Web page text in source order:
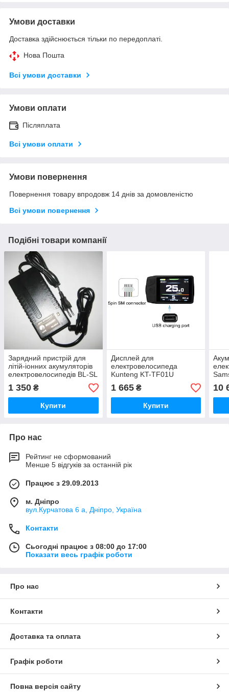
Умови доставки
Доставка здійснюється тільки по передоплаті.
Нова Пошта
Всі умови доставки
Умови оплати
Післяплата
Всі умови оплати
Умови повернення
Повернення товару впродовж 14 днів за домовленістю
Всі умови повернення
Подібні товари компанії
Зарядний пристрій для
літій-іонних акумуляторів
електровелосипедів BL-SL
36V
1 350 ₴
Купити
Дисплей для
електровелосипеда
Kunteng KT-TF01U
24/36/48V USB
1 665₴
Купити
10
Про нас
Рейтинг не сформований
Менше 5 відгуків за останній рік
Працює з 29.09.2013
м. Дніпро
вул.Курчатова 6 а, Дніпро, Україна
Контакти
Сьогодні працює з 08:00 до 17:00
Показати весь графік роботи
Про нас
Контакти
Доставка та оплата
Графік роботи
Повна версія сайту